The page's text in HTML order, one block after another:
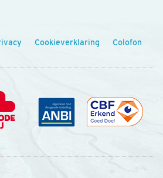
Cookieverklaring Colofon